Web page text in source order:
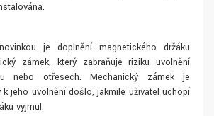
je doplnění magnetického držáku
zámek, který zabraňuje riziku uvolnění
nebo otřesech. Mechanický zámek je
k jeho uvolnění došlo, jakmile uživatel uchopí
vyjmul.